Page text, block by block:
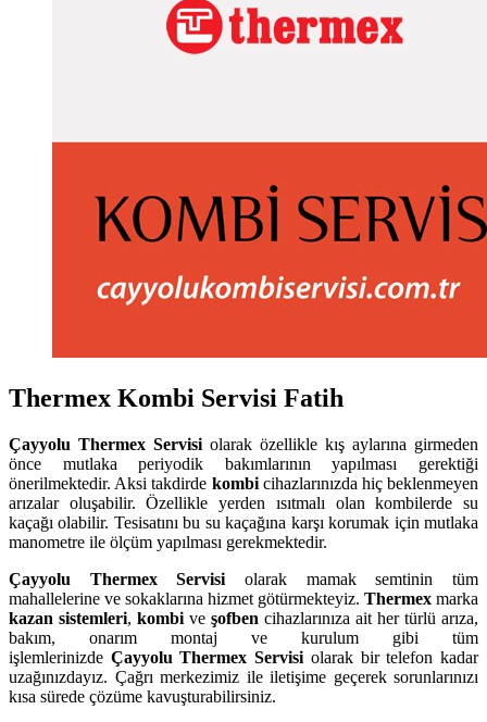
Thermex Kombi Servisi Fatih
Çayyolu Thermex Servisi olarak özellikle kış aylarına girmeden
önce mutlaka periyodik bakımlarının yapılması gerektiği
önerilmektedir. Aksi takdirde kombicihazlarınızda hiç beklenmeyen
arızalar oluşabilir. Özellikle yerden ısıtmalı olan kombilerde su
kaçağı olabilir. Tesisatını bu su kaçağına karşı korumak için mutlaka
manometre ile ölçüm yapılması gerekmektedir.
Çayyolu Thermex Servisiolarak mamak semtinin tüm
mahallelerine ve sokaklarına hizmet götürmekteyiz. Thermex marka
kazan sistemleri, kombi ve şofben cihazlarınıza ait her türlü arıza,
bakım, onarım montaj ve kurulum gibi tüm
işlemlerinizde ÇayyoluThermex Servisi olarak bir telefon kadar
uzağınızdayız. Çağrı merkezimiz ile iletişime geçerek sorunlarınızı
kısa sürede çözüme kavuşturabilirsiniz.